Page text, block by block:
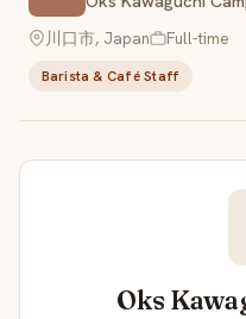
川口市, Japan
Full-time
Barista & Café Staff
Oks